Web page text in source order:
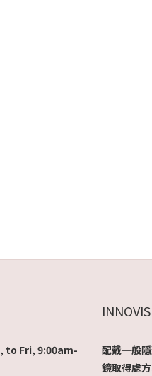
to Fri, 9:00am-
配戴一般
鏡取得處